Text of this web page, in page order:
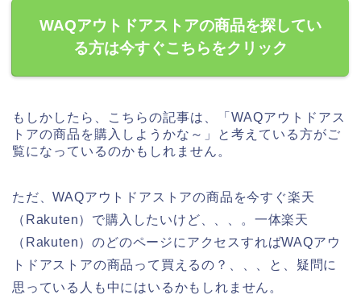
WAQアウトドアストアの商品を探してい
る方は今すぐこちらをクリック
もしかしたら、こちらの記事は、「WAQアウトドアス
トアの商品を購入しようかな～」と考えている方がご
覧になっているのかもしれません。
ただ、WAQアウトドアストアの商品を今すぐ楽天
（Rakuten）で購入したいけど、、、。一体楽天
（Rakuten）のどのページにアクセスすればWAQアウ
トドアストアの商品って買えるの？、、、と、疑問に
思っている人も中にはいるかもしれません。